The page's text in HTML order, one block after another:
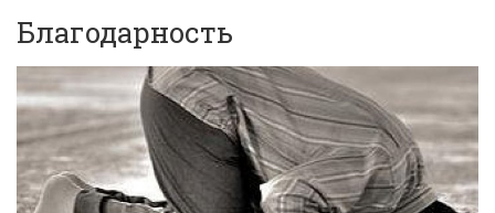
Благодарность